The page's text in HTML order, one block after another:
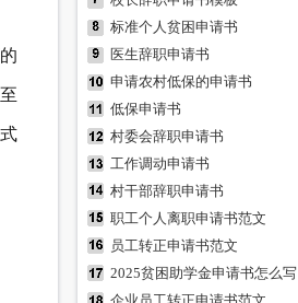
标准个人贫困申请书
医生辞职申请书
申请农村低保的申请书
低保申请书
村委会辞职申请书
工作调动申请书
村干部辞职申请书
职工个人离职申请书范文
员工转正申请书范文
2025贫困助学金申请书怎么写